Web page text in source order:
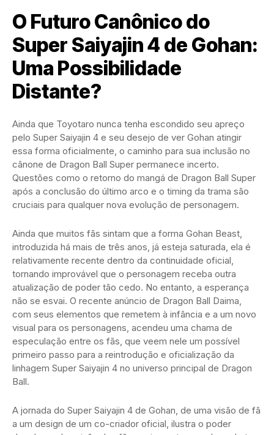
O Futuro Canônico do
Super Saiyajin 4 de Gohan:
Uma Possibilidade
Distante?
Ainda que Toyotaro nunca tenha escondido seu apreço
pelo Super Saiyajin 4 e seu desejo de ver Gohan atingir
essa forma oficialmente, o caminho para sua inclusão no
cânone de Dragon Ball Super permanece incerto.
Questões como o retorno do mangá de Dragon Ball Super
após a conclusão do último arco e o timing da trama são
cruciais para qualquer nova evolução de personagem.
Ainda que muitos fãs sintam que a forma Gohan Beast,
introduzida há mais de três anos, já esteja saturada, ela é
relativamente recente dentro da continuidade oficial,
tornando improvável que o personagem receba outra
atualização de poder tão cedo. No entanto, a esperança
não se esvai. O recente anúncio de Dragon Ball Daima,
com seus elementos que remetem à infância e a um novo
visual para os personagens, acendeu uma chama de
especulação entre os fãs, que veem nele um possível
primeiro passo para a reintrodução e oficialização da
linhagem Super Saiyajin 4 no universo principal de Dragon
Ball.
A jornada do Super Saiyajin 4 de Gohan, de uma visão de fã
a um design de um co-criador oficial, ilustra o poder